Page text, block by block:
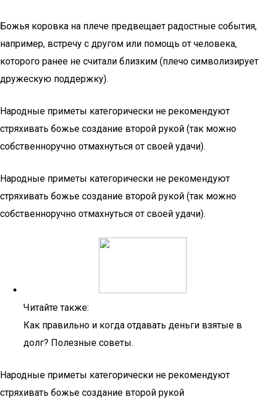
Божья коровка на плече предвещает радостные события,
например, встречу с другом или помощь от человека,
которого ранее не считали близким (плечо символизирует
дружескую поддержку).
Народные приметы категорически не рекомендуют
стряхивать божье создание второй рукой (так можно
собственноручно отмахнуться от своей удачи).
Народные приметы категорически не рекомендуют
стряхивать божье создание второй рукой (так можно
собственноручно отмахнуться от своей удачи).
Читайте также:
Как правильно и когда отдавать деньги взятые в
долг? Полезные советы.
Народные приметы категорически не рекомендуют
стряхивать божье создание второй рукой